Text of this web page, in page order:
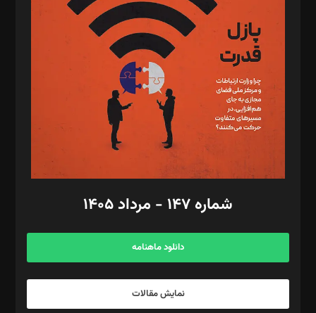
تحریریه‌: مجتبی محمود‌ی، آرش برهمند، یسنا امان‌پور، سروش کرمیان،
مصطفی مسجدی آرانی، ابوالفضل رجبی، زهرا فکرانه، فائزه فتحی
رستمی،مصطفی باستان
ویرایش: نگار استاد‌‌آقا
طراح یونیفرم: مجید توکلی
فیلمبرداری و عکاسی: امیر شفیعی، مانی لطفی زاده
گرافیک و صفحه‌آرایی: سید‌سبحان‌علی ثابت
مد‌یر توسعه تجاری: کامبیز برید‌
امور مالی: شاپور رهبری، محمد‌ کاظمی‌نیا
آگهی و مشترکین: ۰۹۱۹۹۹۹۰۴۵۴
شماره ۱۴۷ - مرداد ۱۴۰۵
دانلود ماهنامه
نمایش مقالات